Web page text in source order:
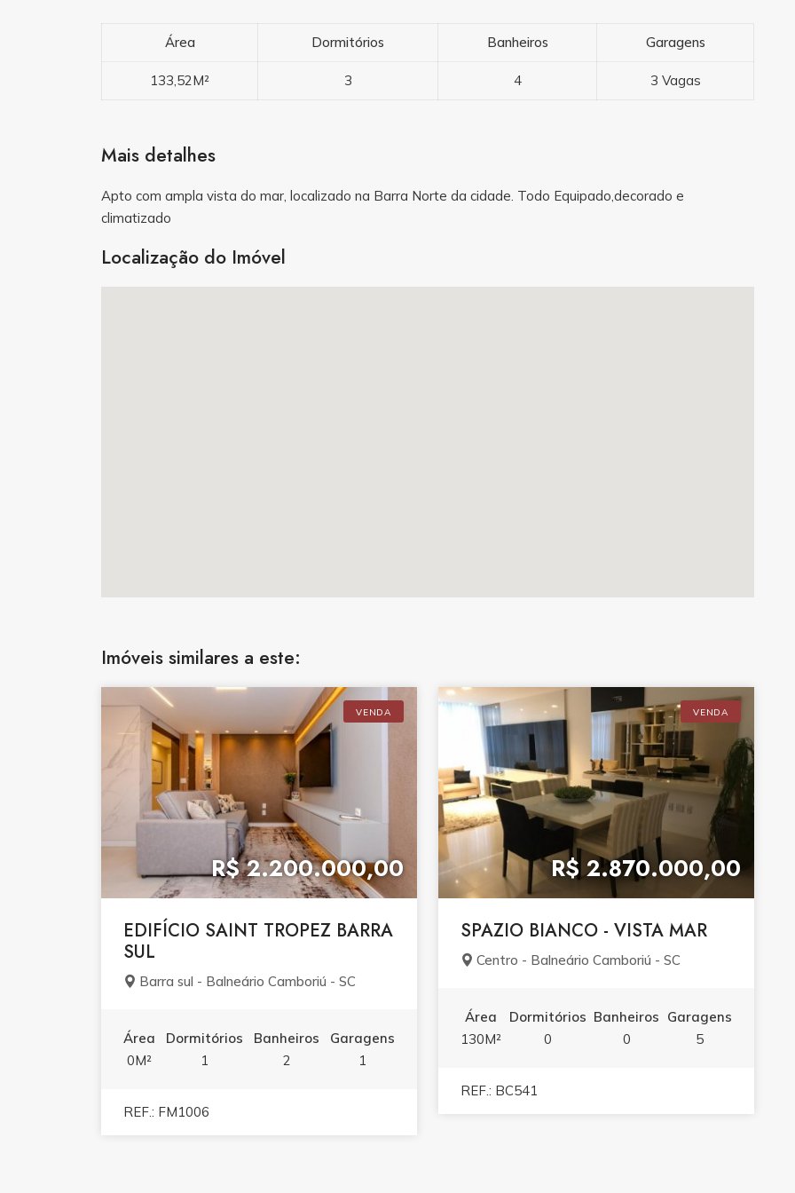
Área Dormitórios Banheiros Garagens
133,52M² 3 4 3 Vagas
Mais detalhes
Apto com ampla vista do mar, localizado na Barra Norte da cidade. Todo Equipado,decorado e
climatizado
Localização do Imóvel
Imóveis similares a este:
VENDA
R$ 2.200.000,00
EDIFÍCIO SAINT TROPEZ BARRA
SUL
Barra sul - Balneário Camboriú - SC
Área
0M²
Dormitórios
1
Banheiros
2
Garagens
1
REF.: FM1006
VENDA
R$ 2.870.000,00
SPAZIO BIANCO - VISTA MAR
Centro - Balneário Camboriú - SC
Área
130M²
Dormitórios
0
Banheiros
0
Garagens
5
REF.: BC541